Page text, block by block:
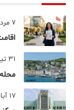
7 مرداد 1405
31 تیر 1405
17 آبان 1404